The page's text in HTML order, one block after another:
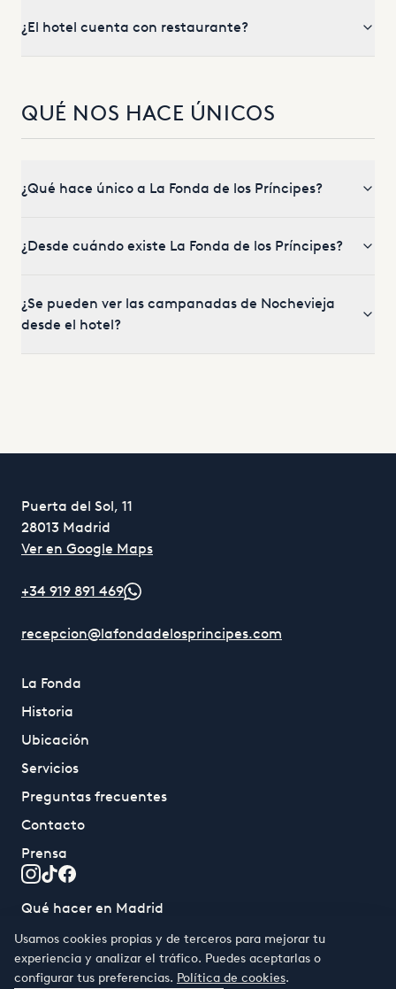
¿El hotel cuenta con restaurante?
QUÉ NOS HACE ÚNICOS
¿Qué hace único a La Fonda de los Príncipes?
¿Desde cuándo existe La Fonda de los Príncipes?
¿Se pueden ver las campanadas de Nochevieja
desde el hotel?
Puerta del Sol, 11
28013 Madrid
Ver en Google Maps
+34 919 891 469
recepcion@lafondadelosprincipes.com
La Fonda
Historia
Ubicación
Servicios
Preguntas frecuentes
Contacto
Prensa
Qué hacer en Madrid
EL CÍRCULO DE LOS PRÍNCIPES
Usamos cookies propias y de terceros para mejorar tu
experiencia y analizar el tráfico. Puedes aceptarlas o
configurar tus preferencias. Política de cookies.